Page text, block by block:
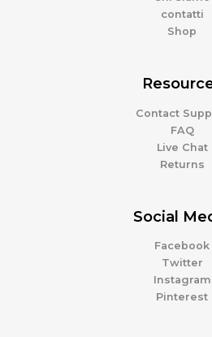
contatti
Shop
Contact
FAQ
Live Chat
Returns
Social
Facebook
Twitter
Instagram
Pinterest